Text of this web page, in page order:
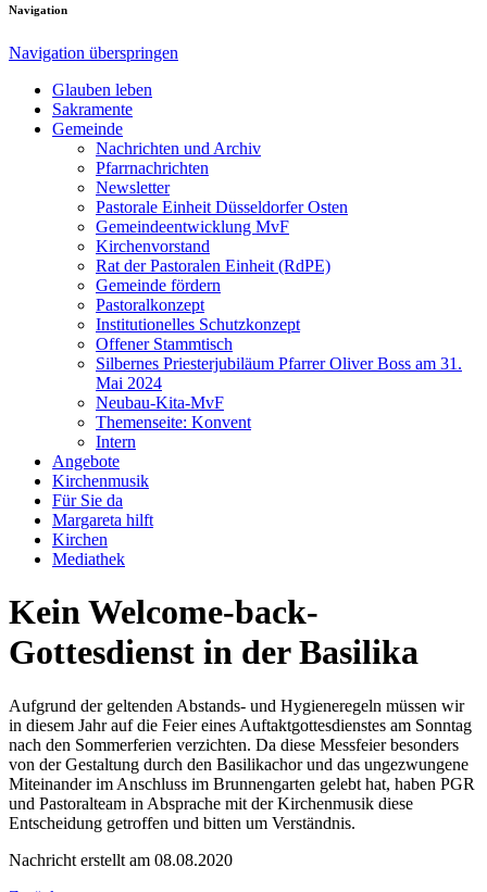
Navigation
Navigation überspringen
Glauben leben
Sakramente
Gemeinde
Nachrichten und Archiv
Pfarrnachrichten
Newsletter
Pastorale Einheit Düsseldorfer Osten
Gemeindeentwicklung MvF
Kirchenvorstand
Rat der Pastoralen Einheit (RdPE)
Gemeinde fördern
Pastoralkonzept
Institutionelles Schutzkonzept
Offener Stammtisch
Silbernes Priesterjubiläum Pfarrer Oliver Boss am 31.
Mai 2024
Neubau-Kita-MvF
Themenseite: Konvent
Intern
Angebote
Kirchenmusik
Für Sie da
Margareta hilft
Kirchen
Mediathek
Kein Welcome-back-
Gottesdienst in der Basilika
Aufgrund der geltenden Abstands- und Hygieneregeln müssen wir
in diesem Jahr auf die Feier eines Auftaktgottesdienstes am Sonntag
nach den Sommerferien verzichten. Da diese Messfeier besonders
von der Gestaltung durch den Basilikachor und das ungezwungene
Miteinander im Anschluss im Brunnengarten gelebt hat, haben PGR
und Pastoralteam in Absprache mit der Kirchenmusik diese
Entscheidung getroffen und bitten um Verständnis.
Nachricht erstellt am 08.08.2020